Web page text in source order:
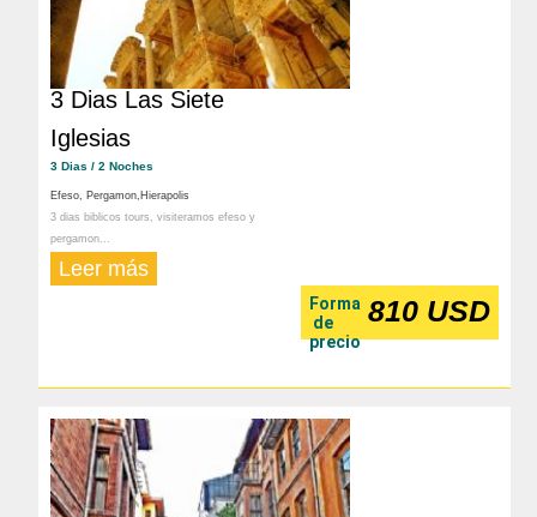
3 Dias Las Siete
Iglesias
3 Dias / 2 Noches
Efeso, Pergamon,Hierapolis
3 dias biblicos tours, visiteramos efeso y
pergamon...
Leer más
Forma
de
precio
810 USD